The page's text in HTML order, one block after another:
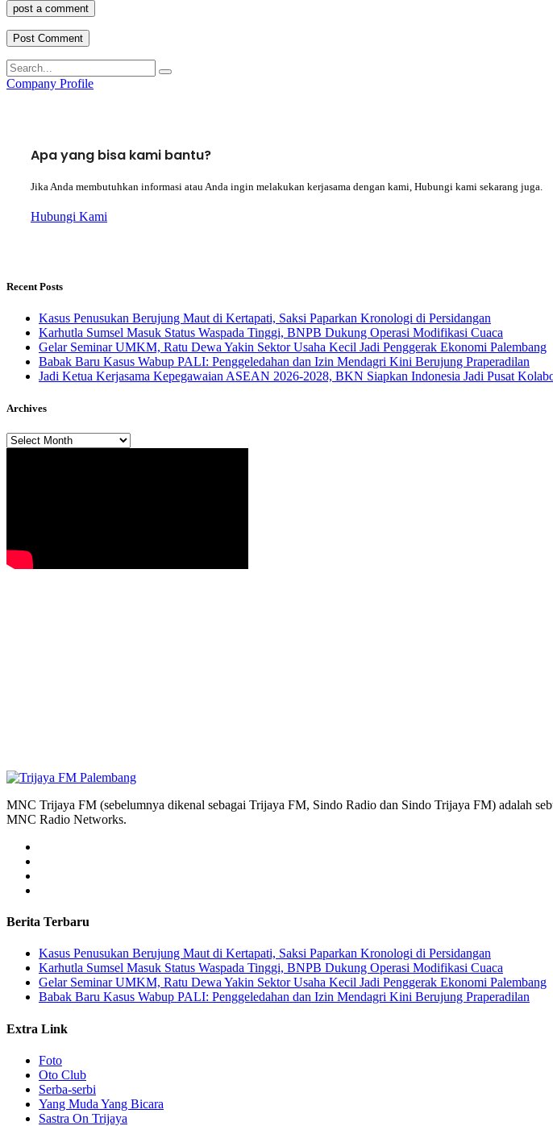
post a comment
Company Profile
Apa yang bisa kami bantu?
Jika Anda membutuhkan informasi atau Anda ingin melakukan kerjasama dengan kami, Hubungi kami sekarang juga.
Hubungi Kami
Recent Posts
Kasus Penusukan Berujung Maut di Kertapati, Saksi Paparkan Kronologi di Persidangan
Karhutla Sumsel Masuk Status Waspada Tinggi, BNPB Dukung Operasi Modifikasi Cuaca
Gelar Seminar UMKM, Ratu Dewa Yakin Sektor Usaha Kecil Jadi Penggerak Ekonomi Palembang
Babak Baru Kasus Wabup PALI: Penggeledahan dan Izin Mendagri Kini Berujung Praperadilan
Jadi Ketua Kerjasama Kepegawaian ASEAN 2026-2028, BKN Siapkan Indonesia Jadi Pusat
Archives
Archives
MNC Trijaya FM (sebelumnya dikenal sebagai Trijaya FM, Sindo Radio dan Sindo Trijaya FM) adalah
MNC Radio Networks.
Berita Terbaru
Kasus Penusukan Berujung Maut di Kertapati, Saksi Paparkan Kronologi di Persidangan
Karhutla Sumsel Masuk Status Waspada Tinggi, BNPB Dukung Operasi Modifikasi Cuaca
Gelar Seminar UMKM, Ratu Dewa Yakin Sektor Usaha Kecil Jadi Penggerak Ekonomi Palembang
Babak Baru Kasus Wabup PALI: Penggeledahan dan Izin Mendagri Kini Berujung Praperadilan
Extra Link
Foto
Oto Club
Serba-serbi
Yang Muda Yang Bicara
Sastra On Trijaya